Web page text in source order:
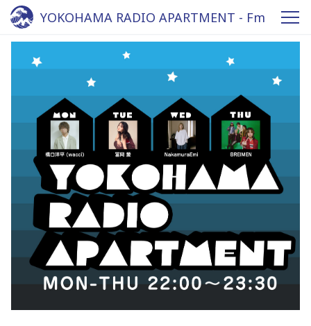
YOKOHAMA RADIO APARTMENT - Fm
yokohama 84.7